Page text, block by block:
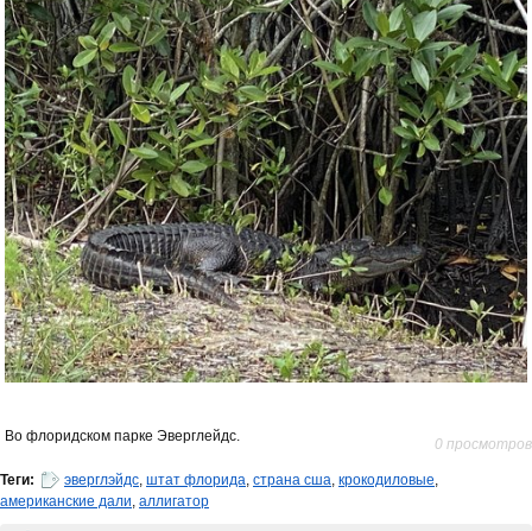
Во флоридском парке Эверглейдс. 0 просмотров
Теги: эверглэйдс штат флорида страна сша крокодиловые
американские дали аллигатор